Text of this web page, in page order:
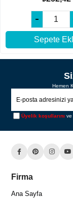
Sepete
Hemen
Üyelik koşullarını
Firma
Ana Sayfa